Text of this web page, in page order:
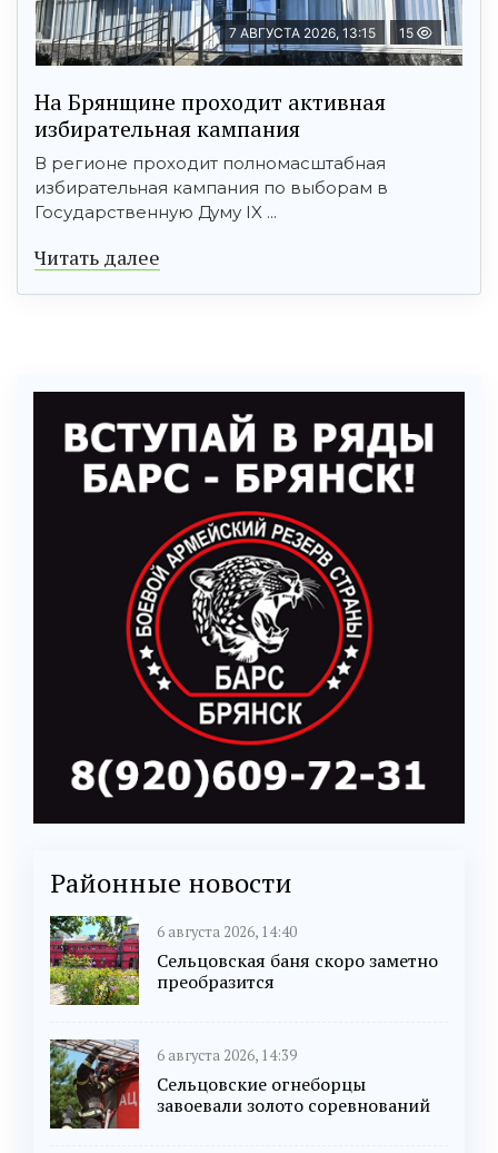
7 АВГУСТА 2026, 13:15 15
На Брянщине проходит активная
избирательная кампания
В регионе проходит полномасштабная
избирательная кампания по выборам в
Государственную Думу IX ...
Читать далее
Районные новости
6 августа 2026, 14:40
Сельцовская баня скоро заметно
преобразится
6 августа 2026, 14:39
Сельцовские огнеборцы
завоевали золото соревнований